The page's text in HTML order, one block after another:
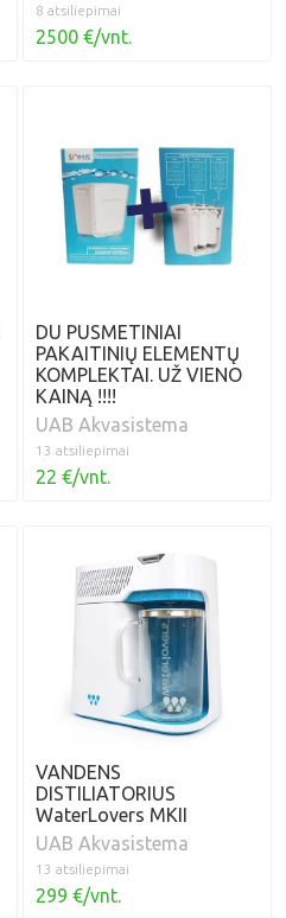
8 atsiliepimai
2500 €/vnt.
DU PUSMETINIAI
PAKAITINIŲ ELEMENTŲ
KOMPLEKTAI. UŽ VIENO
KAINĄ !!!!
UAB Akvasistema
13 atsiliepimai
22 €/vnt.
VANDENS
DISTILIATORIUS
WaterLovers MKII
UAB Akvasistema
13 atsiliepimai
299 €/vnt.